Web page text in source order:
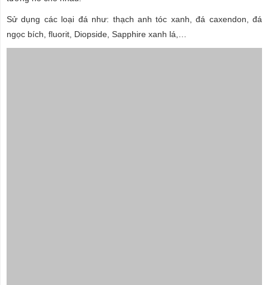
Sử dụng các loại đá như: thạch anh tóc xanh, đá caxendon, đá
ngọc bích, fluorit, Diopside, Sapphire xanh lá,…